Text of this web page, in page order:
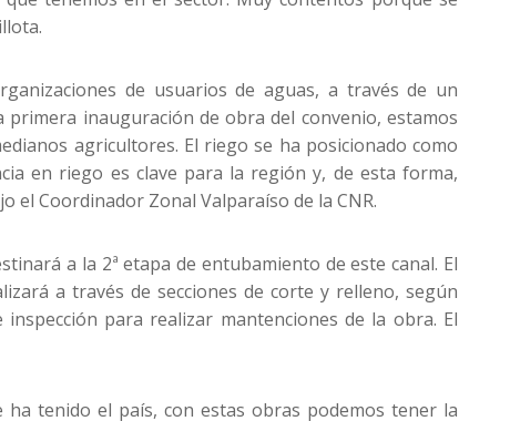
de usuarios de aguas, a través de un
primera inauguración de obra del convenio, estamos
agricultores. El riego se ha posicionado como
en riego es clave para la región y, de esta forma,
el Coordinador Zonal Valparaíso de la CNR.
a la 2ª etapa de entubamiento de este canal. El
a través de secciones de corte y relleno, según
para realizar mantenciones de la obra. El
tenido el país, con estas obras podemos tener la